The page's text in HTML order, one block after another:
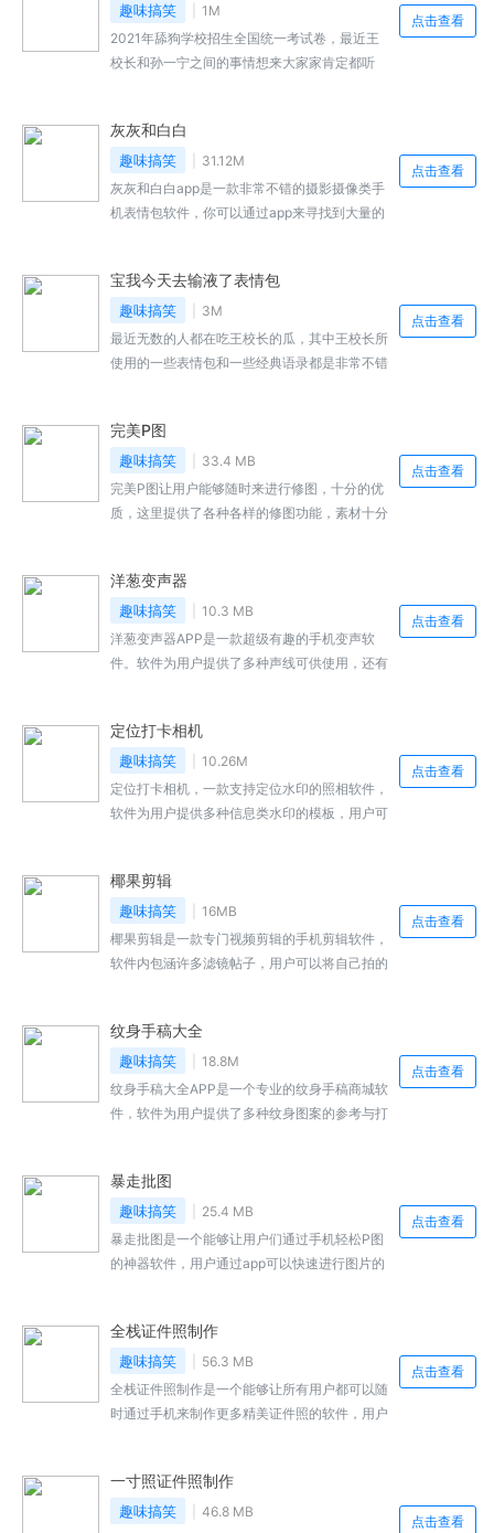
种主题壁纸都有提供。软件内绝大多数的壁纸，
用户都是可以无需花费进行下载体验的。不管用
户是当做头像还是当做聊天背景图也都是十分合
趣味搞笑
1M
2021年舔狗学校招生全国统一考试卷，最近王
校长和孙一宁之间的事情想来大家家肯定都听
也免不了来当舔狗，而在此次事件晒出的聊天记
录中，他的一些经典语录也被人整理出来做成了
2021年舔狗学校招生全国统一考试卷，有兴趣
的朋友可以看看下方的试卷，还附有答案，看看
点击查看
灰灰和白白
趣味搞笑
31.12M
灰灰和白白app是一款非常不错的摄影摄像类手
机表情包软件，你可以通过app来寻找到大量的
的表情栏，用户可以在聊天发讯息的时候轻松使
用，感兴趣的小伙伴快来本站下载吧。
点击查看
宝我今天去输液了表情包
趣味搞笑
3M
最近无数的人都在吃王校长的瓜，其中王校长所
使用的一些表情包和一些经典语录都是非常不错
张，震慑群雄，所以这次小编为大家带来了一些
宝我今天去输液了表情包，有需求的朋友可自行
下载保存。
点击查看
完美P图
趣味搞笑
33.4 MB
完美P图让用户能够随时来进行修图，十分的优
质，这里提供了各种各样的修图功能，素材十分
点击查看
洋葱变声器
趣味搞笑
10.3 MB
洋葱变声器APP是一款超级有趣的手机变声软
件。软件为用户提供了多种声线可供使用，还有
星声线，软件为用户提供了快捷启动弹窗，用户
可以在电话以及语音聊天时快速启动，感兴趣的
小伙伴快来本站下载吧。
点击查看
定位打卡相机
趣味搞笑
10.26M
定位打卡相机，一款支持定位水印的照相软件，
软件为用户提供多种信息类水印的模板，用户可
户可以轻松的进行挑选使用，感兴趣的小伙伴快
来本站下载吧。
点击查看
椰果剪辑
趣味搞笑
16MB
椰果剪辑是一款专门视频剪辑的手机剪辑软件，
软件内包涵许多滤镜帖子，用户可以将自己拍的
以看上去更加的精彩，适合新手上手，还有很多
小功能的，快来下载吧。
点击查看
纹身手稿大全
趣味搞笑
18.8M
纹身手稿大全APP是一个专业的纹身手稿商城软
件，软件为用户提供了多种纹身图案的参考与打
找，原图高清，支持高倍放大，感兴趣的小伙伴
快来本站下载吧。
点击查看
暴走批图
趣味搞笑
25.4 MB
暴走批图是一个能够让用户们通过手机轻松P图
的神器软件，用户通过app可以快速进行图片的
理，随机匹配等多种功能，快速进行图片处理，
感兴趣的小伙伴快来本站下载吧。
点击查看
全栈证件照制作
趣味搞笑
56.3 MB
全栈证件照制作是一个能够让所有用户都可以随
时通过手机来制作更多精美证件照的软件，用户
替换，用户通过APP可以制作出好看实用的证件
照来，感兴趣的小伙伴快来本站下载吧。
点击查看
一寸照证件照制作
趣味搞笑
46.8 MB
点击查看